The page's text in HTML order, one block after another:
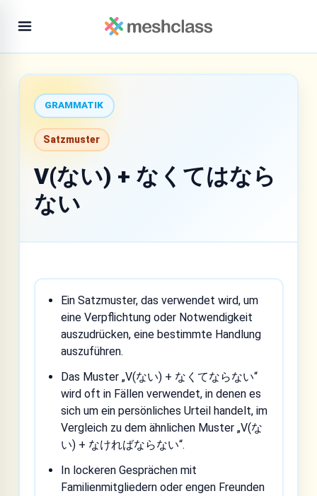
GRAMMATIK
Satzmuster
V(ない) + なくてはなら
ない
Ein Satzmuster, das verwendet wird, um
eine Verpflichtung oder Notwendigkeit
auszudrücken, eine bestimmte Handlung
auszuführen.
Das Muster „V(ない) + なくてならない“
wird oft in Fällen verwendet, in denen es
sich um ein persönliches Urteil handelt, im
Vergleich zu dem ähnlichen Muster „V(な
い) + なければならない“.
In lockeren Gesprächen mit
Familienmitgliedern oder engen Freunden